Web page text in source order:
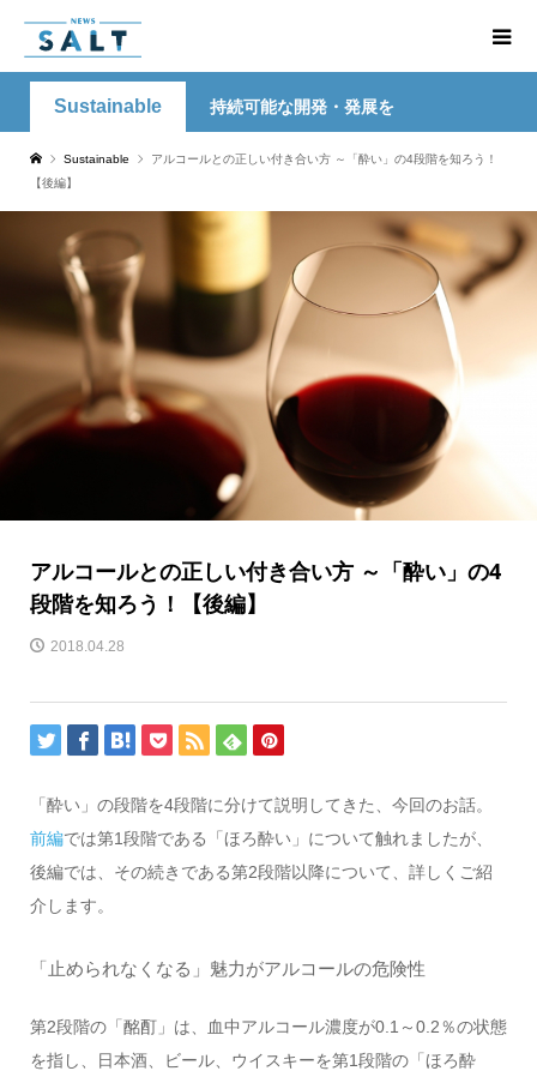
Sustainable 持続可能な開発・発展を
Sustainable
アルコールとの正しい付き合い方 ～「酔い」の4段階を知ろう！
【後編】
アルコールとの正しい付き合い方 ～「酔い」の4
段階を知ろう！【後編】
2018.04.28
「酔い」の段階を4段階に分けて説明してきた、今回のお話。
前編では第1段階である「ほろ酔い」について触れましたが、
後編では、その続きである第2段階以降について、詳しくご紹
介します。
「止められなくなる」魅力がアルコールの危険性
第2段階の「酩酊」は、血中アルコール濃度が0.1～0.2％の状態
を指し、日本酒、ビール、ウイスキーを第1段階の「ほろ酔